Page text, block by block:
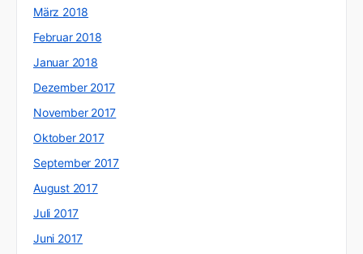
März 2018
Februar 2018
Januar 2018
Dezember 2017
November 2017
Oktober 2017
September 2017
August 2017
Juli 2017
Juni 2017